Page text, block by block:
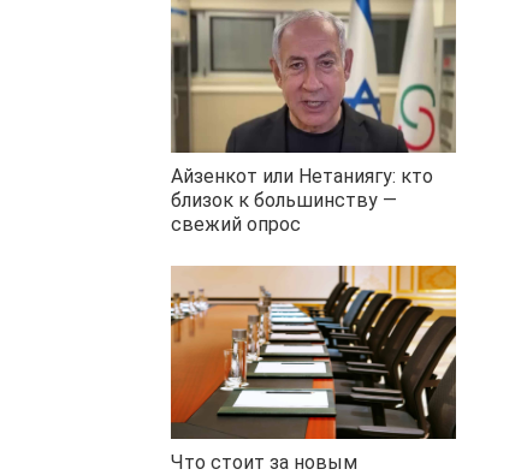
Айзенкот или Нетаниягу: кто
близок к большинству —
свежий опрос
Что стоит за новым